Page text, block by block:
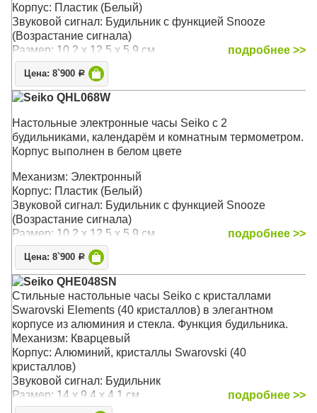
Корпус: Пластик (Белый)
Звуковой сигнал: Будильник с функцией Snooze
(Возрастание сигнала)
Размер: 10,2 x 12,5 x 5,9 см
подробнее >>
Цена: 8`900 Р
Seiko QHL068W
Настольные электронные часы Seiko с 2
будильниками, календарём и комнатным термометром.
Корпус выполнен в белом цвете
Механизм: Электронный
Корпус: Пластик (Белый)
Звуковой сигнал: Будильник с функцией Snooze
(Возрастание сигнала)
Размер: 10,2 x 12,5 x 5,9 см
подробнее >>
Цена: 8`900 Р
Seiko QHE048SN
Стильные настольные часы Seiko с кристаллами
Swarovski Elements (40 кристаллов) в элегантном
корпусе из алюминия и стекла. Функция будильника.
Механизм: Кварцевый
Корпус: Алюминий, кристаллы Swarovski (40
кристаллов)
Звуковой сигнал: Будильник
Размер: 14 х 9,4 x 4,1 см
подробнее >>